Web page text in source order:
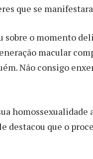
que se
o momento
macular
Não consigo
homossexualidade
que o